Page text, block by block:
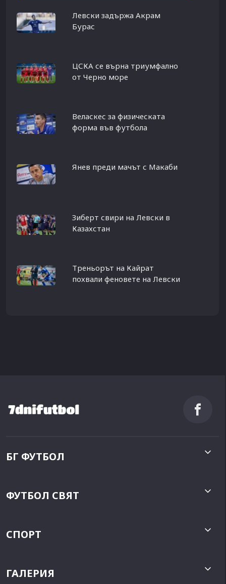
Левски задържа Акрам
Бурас
ЦСКА се върна триумфално
от Черно море
Веласкес за физическата
форма във футбола
Янев преди мачът с Макаби
Зиберт свири на Левски в
Казахстан
Треньорът на Кайрат
похвали феновете на Левски
БГ ФУТБОЛ
ФУТБОЛ СВЯТ
СПОРТ
ГАЛЕРИЯ